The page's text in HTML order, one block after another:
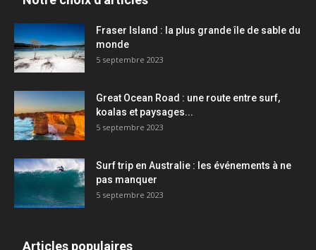
Fraser Island : la plus grande île de sable du
monde
5 septembre 2023
Great Ocean Road : une route entre surf,
koalas et paysages...
5 septembre 2023
Surf trip en Australie : les événements à ne
pas manquer
5 septembre 2023
Articles populaires